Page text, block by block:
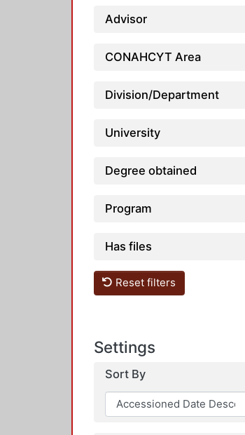
Advisor
CONAHCYT Area
Division/Department
University
Degree obtained
Program
Has files
Reset filters
Settings
Sort By